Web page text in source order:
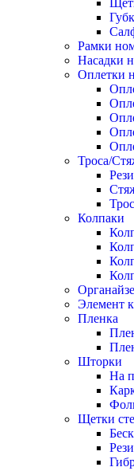
Рамки
Насадки
Оплетки
Троса/
Колпаки
Элемент
Пленка
Шторки
На
Щетки